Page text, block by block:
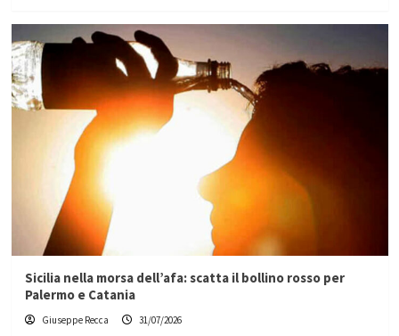
Sicilia nella morsa dell’afa: scatta il bollino rosso per
Palermo e Catania
Giuseppe Recca 31/07/2026